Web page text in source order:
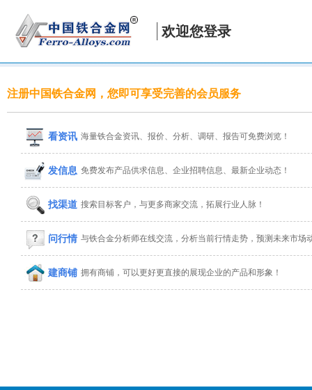
欢迎您登录
注册中国铁合金网，您即可享受完善的会员服务
看资讯 海量铁合金资讯、报价、分析、调研、报告可免费浏览！
发信息 免费发布产品供求信息、企业招聘信息、最新企业动态！
找渠道 搜索目标客户，与更多商家交流，拓展行业人脉！
问行情 与铁合金分析师在线交流，分析当前行情走势，预测未来市场
建商铺 拥有商铺，可以更好更直接的展现企业的产品和形象！